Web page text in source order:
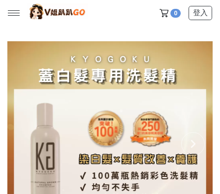
0 登入
【新品上市】
【美髮護理】
【服飾內著】